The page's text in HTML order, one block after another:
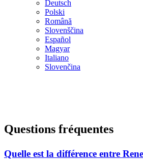
Deutsch
Polski
Română
Slovenščina
Español
Magyar
Italiano
Slovenčina
Questions fréquentes
Quelle est la différence entre